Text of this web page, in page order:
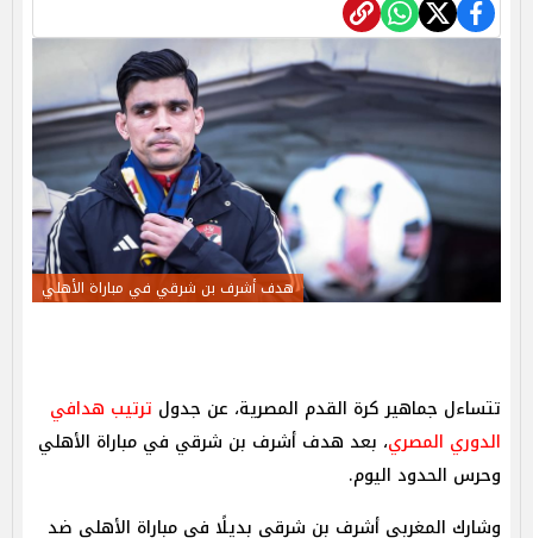
هدف أشرف بن شرقي في مباراة الأهلي
تتساءل جماهير كرة القدم المصرية، عن جدول ترتيب هدافي
الدوري المصري، بعد هدف أشرف بن شرقي في مباراة الأهلي
وحرس الحدود اليوم.
وشارك المغربي أشرف بن شرقي بديلًا في مباراة الأهلي ضد